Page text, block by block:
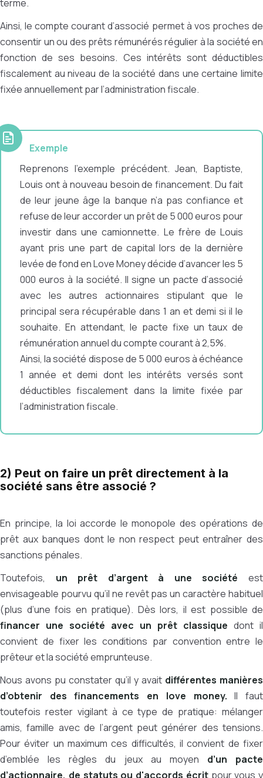
terme.
Ainsi, le compte courant d’associé permet à vos proches de
consentir un ou des prêts rémunérés régulier à la société en
fonction de ses besoins. Ces intérêts sont déductibles
fiscalement au niveau de la société dans une certaine limite
fixée annuellement par l’administration fiscale.
Exemple
Reprenons l’exemple précédent. Jean, Baptiste,
Louis ont à nouveau besoin de financement. Du fait
de leur jeune âge la banque n’a pas confiance et
refuse de leur accorder un prêt de 5 000 euros pour
investir dans une camionnette. Le frère de Louis
ayant pris une part de capital lors de la dernière
levée de fond en Love Money décide d’avancer les 5
000 euros à la société. Il signe un pacte d’associé
avec les autres actionnaires stipulant que le
principal sera récupérable dans 1 an et demi si il le
souhaite. En attendant, le pacte fixe un taux de
rémunération annuel du compte courant à 2,5%.
Ainsi, la société dispose de 5 000 euros à échéance
1 année et demi dont les intérêts versés sont
déductibles fiscalement dans la limite fixée par
l’administration fiscale.
2) Peut on faire un prêt directement à la
société sans être associé ?
En principe, la loi accorde le monopole des opérations de
prêt aux banques dont le non respect peut entraîner des
sanctions pénales.
Toutefois, un prêt d’argent à une société est
envisageable pourvu qu’il ne revêt pas un caractère habituel
(plus d’une fois en pratique). Dès lors, il est possible de
financer une société avec un prêt classique dont il
convient de fixer les conditions par convention entre le
prêteur et la société emprunteuse.
Nous avons pu constater qu’il y avait différentes manières
d’obtenir des financements en love money. Il faut
toutefois rester vigilant à ce type de pratique: mélanger
amis, famille avec de l’argent peut générer des tensions.
Pour éviter un maximum ces difficultés, il convient de fixer
d’emblée les règles du jeux au moyen d’un pacte
d’actionnaire, de statuts ou d'accords écritpour vous y